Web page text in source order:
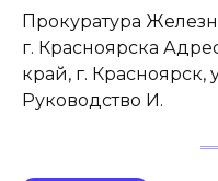
Прокуратура
г. Красноярска
край, г. Красноярск,
Руководство И.